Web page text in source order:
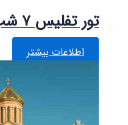
تور تفلیس ۷ شب و ۸ روز
اطلاعات بیشتر